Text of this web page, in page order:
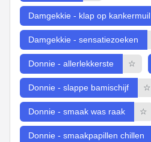
Damgekkie - klap op kankermuil
Damgekkie - sensatiezoeken
Donnie - allerlekkerste ☆
Donnie - slappe bamischijf ☆
Donnie - smaak was raak ☆
Donnie - smaakpapillen chillen